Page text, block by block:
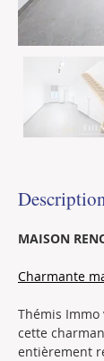
MAISON
Charmante
Thémis
cette
entièrement